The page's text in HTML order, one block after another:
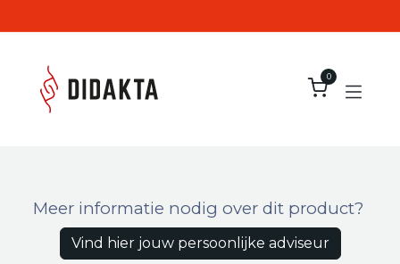
0
Meer informatie nodig over dit product?
Vind hier jouw persoonlijke adviseur